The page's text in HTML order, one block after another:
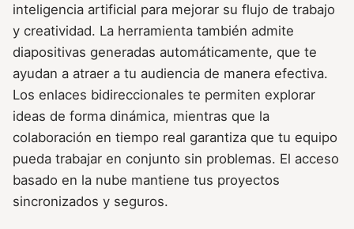
inteligencia artificial para mejorar su flujo de trabajo
y creatividad. La herramienta también admite
diapositivas generadas automáticamente, que te
ayudan a atraer a tu audiencia de manera efectiva.
Los enlaces bidireccionales te permiten explorar
ideas de forma dinámica, mientras que la
colaboración en tiempo real garantiza que tu equipo
pueda trabajar en conjunto sin problemas. El acceso
basado en la nube mantiene tus proyectos
sincronizados y seguros.